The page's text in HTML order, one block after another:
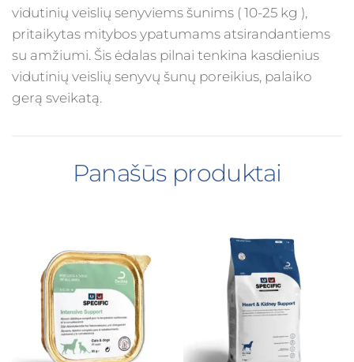
vidutinių veislių senyviems šunims ( 10-25 kg ),
pritaikytas mitybos ypatumams atsirandantiems
su amžiumi. Šis ėdalas pilnai tenkina kasdienius
vidutinių veislių senyvų šunų poreikius, palaiko
gerą sveikatą.
Panašūs produktai